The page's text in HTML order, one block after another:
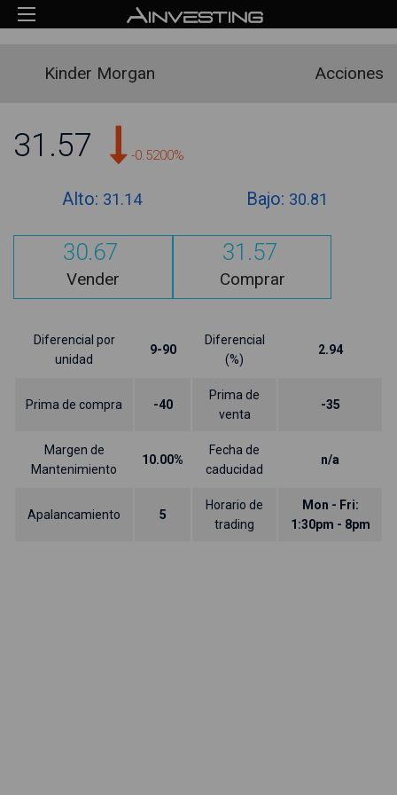
Kinder Morgan Acciones
31.57 -0.5200%
Alto: 31.14 Bajo: 30.81
30.67
Vender
31.57
Comprar
Diferencial por
unidad
9-90
Diferencial
(%)
2.94
Prima de compra -40
Prima de
venta
-35
Margen de
Mantenimiento
10.00%
Fecha de
caducidad
n/a
Apalancamiento 5
Horario de
trading
Mon - Fri:
1:30pm - 8pm